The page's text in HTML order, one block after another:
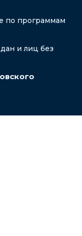
по программам
и лиц без